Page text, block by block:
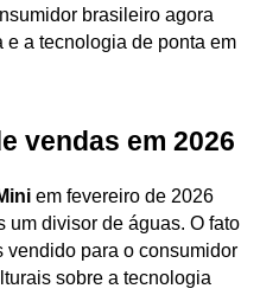
brasileiro agora
a tecnologia de ponta em
vendas em 2026
em fevereiro de 2026
um divisor de águas. O fato
vendido para o consumidor
sobre a tecnologia